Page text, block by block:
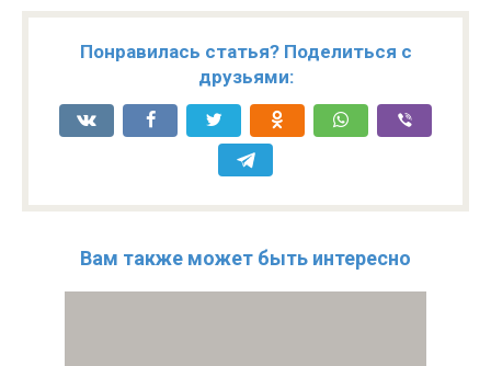
Понравилась статья? Поделиться с
друзьями:
Вам также может быть интересно